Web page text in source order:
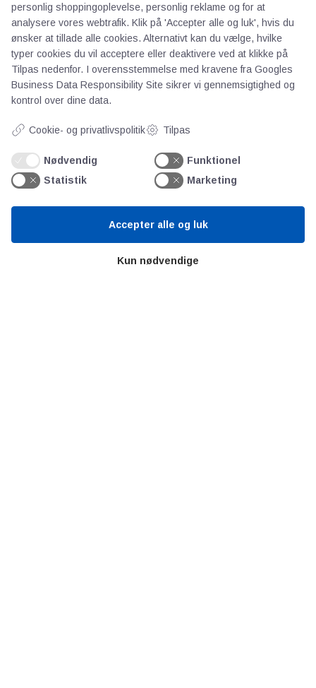
AOT
Om os
Priser
Kontakt
Videncentre
personlig shoppingoplevelse, personlig reklame og for at
analysere vores webtrafik. Klik på 'Accepter alle og luk', hvis du
ønsker at tillade alle cookies. Alternativt kan du vælge, hvilke
typer cookies du vil acceptere eller deaktivere ved at klikke på
Tilpas nedenfor. I overensstemmelse med kravene fra Googles
Business Data Responsibility Site sikrer vi gennemsigtighed og
kontrol over dine data.
Cookie- og privatlivspolitik Tilpas
Nødvendig
Funktionel
Statistik
Marketing
Kun nødvendige
Accepter alle og luk